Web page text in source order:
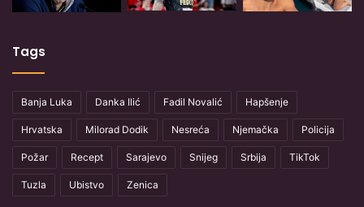
Tags
Banja Luka Danka Ilić Fadil Novalić Hapšenje
Hrvatska Milorad Dodik Nesreća Njemačka Policija
Požar Recept Sarajevo Snijeg Srbija TikTok
Tuzla Ubistvo Zenica